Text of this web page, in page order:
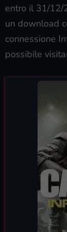
entro il 31/12/
un download
connessione
possibile